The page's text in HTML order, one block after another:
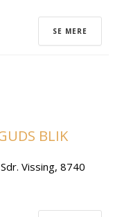
SE MERE
BLIK
Vissing, 8740